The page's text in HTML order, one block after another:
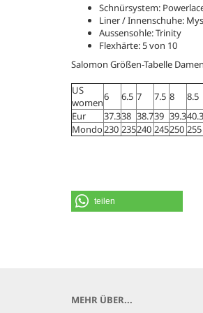
Schnürsystem:
Liner / Innenschuhe:
Aussensohle: Trinity
Flexhärte: 5 von 10
Salomon Größen-Tabelle Damen
US
women6 6.5 7 7.5 8 8.5
Eur
37.338 38.739 39.340.3
Mondo230 235240 245250 255
teilen
MEHR ÜBER...